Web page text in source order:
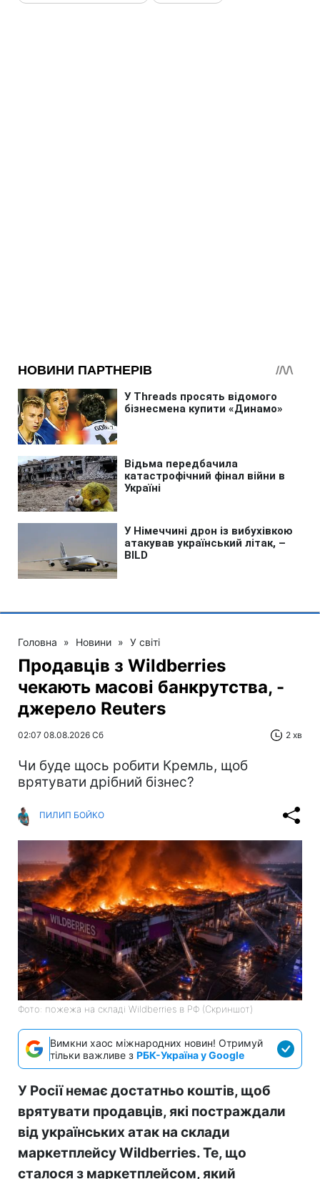
Головна » Новини » У світі
Продавців з Wildberries
чекають масові банкрутства, -
джерело Reuters
02:07 08.08.2026 Сб 2 хв
Чи буде щось робити Кремль, щоб
врятувати дрібний бізнес?
ПИЛИП БОЙКО
Фото: пожежа на складі Wildberries в РФ (Скриншот)
Вимкни хаос міжнародних новин! Отримуй
тільки важливе з РБК-Україна у Google
У Росії немає достатньо коштів, щоб
врятувати продавців, які постраждали
від українських атак на склади
маркетплейсу Wildberries. Те, що
сталося з маркетплейсом, який